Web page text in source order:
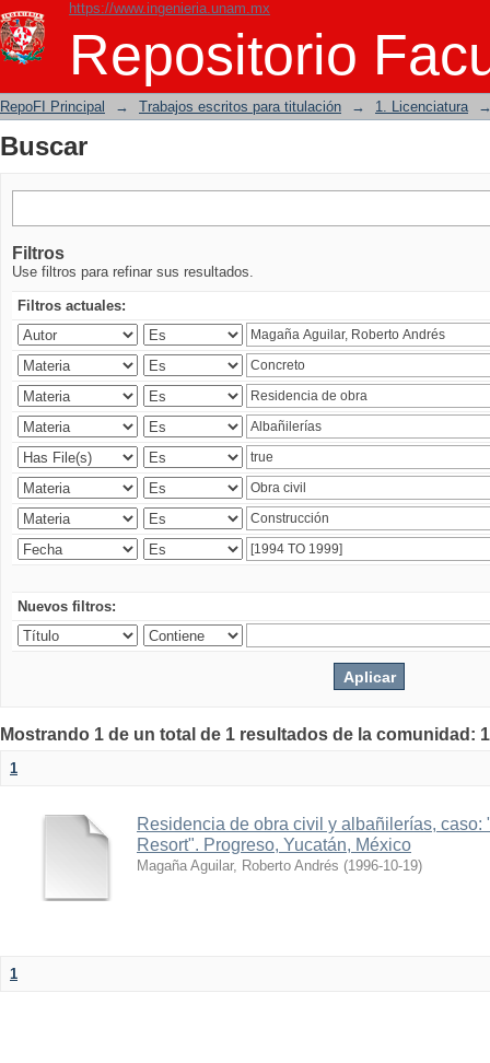
https://www.ingenieria.unam.mx
Repositorio
Buscar
RepoFI Principal → Trabajos escritos para titulación → 1. Licenciatura
Buscar
Filtros
Use filtros para refinar sus resultados.
Filtros actuales:
Nuevos filtros:
Mostrando 1 de un total de 1 resultados de la comunidad:
1
Residencia de obra civil y albañilerías, caso:
Resort". Progreso, Yucatán, México
Magaña Aguilar, Roberto Andrés (1996-10-19)
1